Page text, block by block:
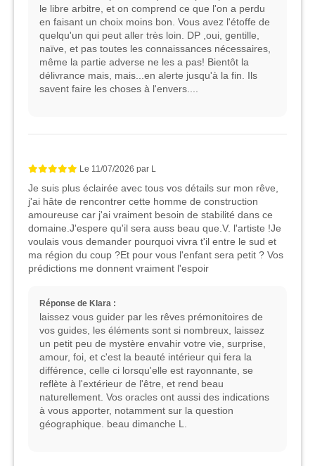
le libre arbitre, et on comprend ce que l'on a perdu
en faisant un choix moins bon. Vous avez l'étoffe de
quelqu'un qui peut aller très loin. DP ,oui, gentille,
naïve, et pas toutes les connaissances nécessaires,
même la partie adverse ne les a pas! Bientôt la
délivrance mais, mais...en alerte jusqu'à la fin. Ils
savent faire les choses à l'envers....
Le 11/07/2026 par L
Je suis plus éclairée avec tous vos détails sur mon rêve,
j'ai hâte de rencontrer cette homme de construction
amoureuse car j'ai vraiment besoin de stabilité dans ce
domaine.J'espere qu'il sera auss beau que.V. l'artiste !Je
voulais vous demander pourquoi vivra t'il entre le sud et
ma région du coup ?Et pour vous l'enfant sera petit ? Vos
prédictions me donnent vraiment l'espoir
Réponse de Klara :
laissez vous guider par les rêves prémonitoires de
vos guides, les éléments sont si nombreux, laissez
un petit peu de mystère envahir votre vie, surprise,
amour, foi, et c'est la beauté intérieur qui fera la
différence, celle ci lorsqu'elle est rayonnante, se
reflète à l'extérieur de l'être, et rend beau
naturellement. Vos oracles ont aussi des indications
à vous apporter, notamment sur la question
géographique. beau dimanche L.